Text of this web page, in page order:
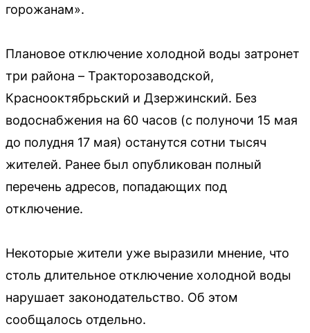
горожанам».
Плановое отключение холодной воды затронет
три района – Тракторозаводской,
Краснооктябрьский и Дзержинский. Без
водоснабжения на 60 часов (с полуночи 15 мая
до полудня 17 мая) останутся сотни тысяч
жителей. Ранее был опубликован полный
перечень адресов, попадающих под
отключение.
Некоторые жители уже выразили мнение, что
столь длительное отключение холодной воды
нарушает законодательство. Об этом
сообщалось отдельно.